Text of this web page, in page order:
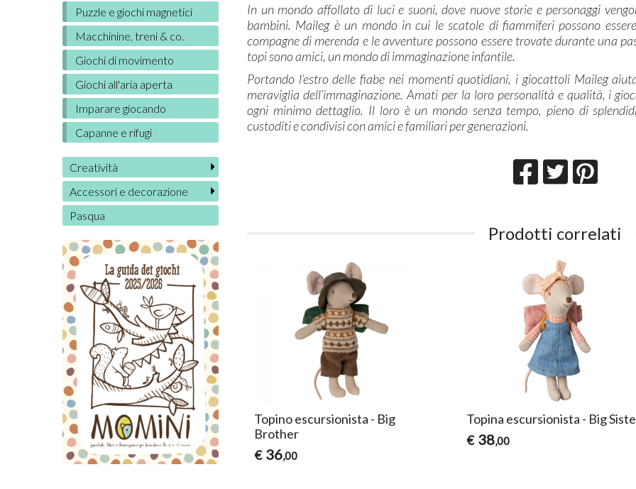
In un mondo affollato di luci e suoni, dove nuove storie e personaggi
bambini. Maileg è un mondo in cui le scatole di fiammiferi possono
compagne di merenda e le avventure possono essere trovate durante una
topi sono amici, un mondo di immaginazione infantile.
Portando l’estro delle fiabe nei momenti quotidiani, i giocattoli Maileg
meraviglia dell’immaginazione. Amati per la loro personalità e qualità, i
ogni minimo dettaglio. Il loro è un mondo senza tempo, pieno di
custoditi e condivisi con amici e familiari per generazioni.
Prodotti correlati
Topino escursionista - Big
Brother
€ 36,00
Topina escursionista - Big
€ 38,00
Puzzle e giochi magnetici
Macchinine, treni & co.
Giochi di movimento
Giochi all'aria aperta
Imparare giocando
Capanne e rifugi
Creatività
Accessori e decorazione
Pasqua